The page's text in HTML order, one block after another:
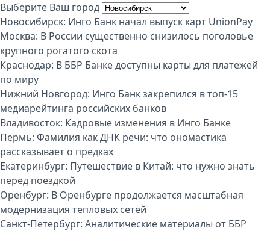
Выберите Ваш город
Новосибирск: Инго Банк начал выпуск карт UnionPay
Москва: В России существенно снизилось поголовье
крупного рогатого скота
Краснодар: В ББР Банке доступны карты для платежей
по миру
Нижний Новгород: Инго Банк закрепился в топ-15
медиарейтинга российских банков
Владивосток: Кадровые изменения в Инго Банке
Пермь: Фамилия как ДНК речи: что ономастика
рассказывает о предках
Екатеринбург: Путешествие в Китай: что нужно знать
перед поездкой
Оренбург: В Оренбурге продолжается масштабная
модернизация тепловых сетей
Санкт-Петербург: Аналитические материалы от ББР